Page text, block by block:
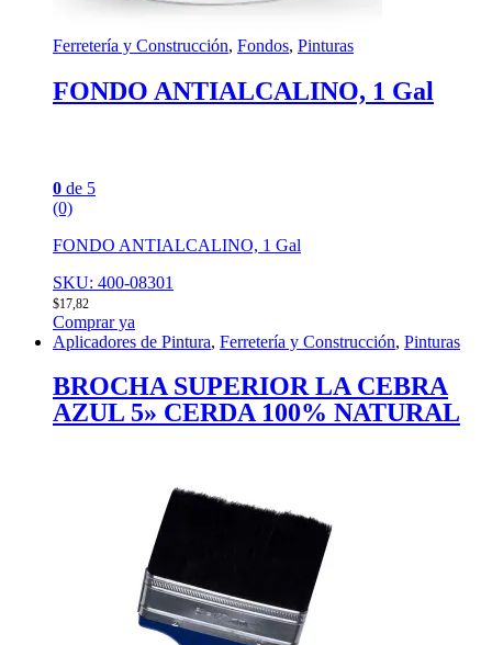
Ferretería y Construcción, Fondos, Pinturas
FONDO ANTIALCALINO, 1 Gal
0 de 5
(0)
FONDO ANTIALCALINO, 1 Gal
SKU: 400-08301
$17,82
Comprar ya
Aplicadores de Pintura, Ferretería y Construcción, Pinturas
BROCHA SUPERIOR LA CEBRA
AZUL 5» CERDA 100% NATURAL